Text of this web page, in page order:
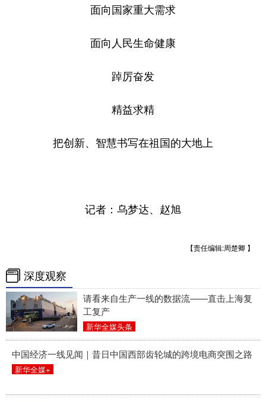
面向国家重大需求
面向人民生命健康
踔厉奋发
精益求精
把创新、智慧书写在祖国的大地上
记者：乌梦达、赵旭
【责任编辑:周楚卿 】
深度观察
请看来自生产一线的数据流——直击上海复
工复产
新华全媒头条
中国经济一线见闻｜昔日中国西部齿轮城的跨境电商突围之路
新华全媒+